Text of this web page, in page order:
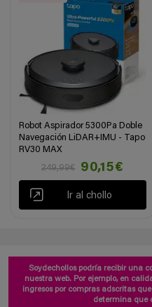
Robot Aspirador 5300Pa Doble
Navegación LiDAR+IMU - Tapo
RV30 MAX
249,99€
90,15€
Ir al chollo
Soydechollos podría recibir una
nuestra web. Por ejemplo, en
ingresos por compras adscritas
determina que